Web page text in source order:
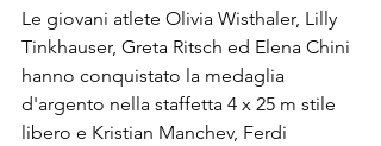
Le giovani atlete Olivia Wisthaler, Lilly
Tinkhauser, Greta Ritsch ed Elena Chini
hanno conquistato la medaglia
d'argento nella staffetta 4 x 25 m stile
libero e Kristian Manchev, Ferdi